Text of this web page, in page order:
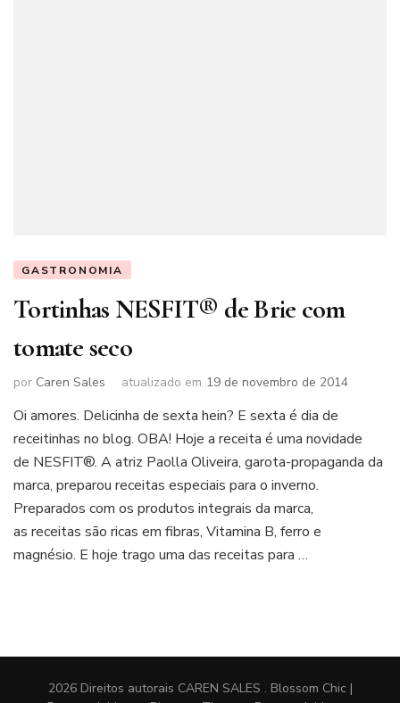
GASTRONOMIA
Tortinhas NESFIT® de Brie com
tomate seco
por Caren Sales atualizado em 19 de novembro de 2014
Oi amores. Delicinha de sexta hein? E sexta é dia de
receitinhas no blog. OBA! Hoje a receita é uma novidade
de NESFIT®. A atriz Paolla Oliveira, garota-propaganda da
marca, preparou receitas especiais para o inverno.
Preparados com os produtos integrais da marca,
as receitas são ricas em fibras, Vitamina B, ferro e
magnésio. E hoje trago uma das receitas para …
2026 Direitos autorais CAREN SALES . Blossom Chic |